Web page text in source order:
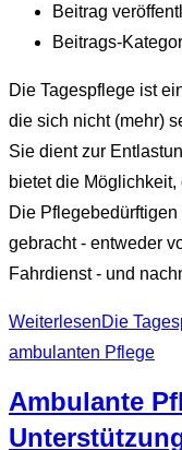
Beitrag
Beitrags-
Die Tagespflege ist
die sich nicht (mehr)
Sie dient zur
bietet die
Die
gebracht - entweder
Fahrdienst - und
WeiterlesenDie
ambulanten Pflege
Ambulante